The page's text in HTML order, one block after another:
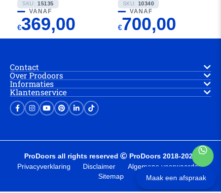
SKU: 15135
VANAF
€369,00
SKU: 10340
VANAF
€700,00
Contact
Over Prodoors
Informaties
Klantenservice
ProDoors all rights reserved
ProDoors 2018-2025
Privacyverklaring
Disclaimer
Algemene voorwaarden
Sitemap
Maak een afspraak